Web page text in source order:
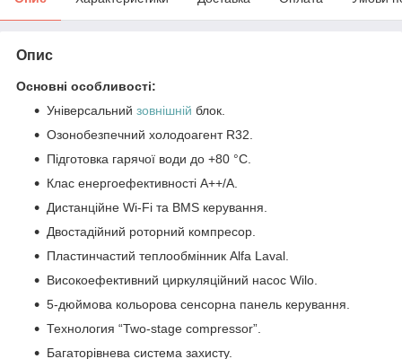
Опис
Основні особливості:
Універсальний зовнішній блок.
Озонобезпечний холодоагент R32.
Підготовка гарячої води до +80 °C.
Клас енергоефективності А++/А.
Дистанційне Wi-Fi та BMS керування.
Двостадійний роторний компресор.
Пластинчастий теплообмінник Alfa Laval.
Високоефективний циркуляційний насос Wilo.
5-дюймова кольорова сенсорна панель керування.
Технология “Two-stage compressor”.
Багаторівнева система захисту.